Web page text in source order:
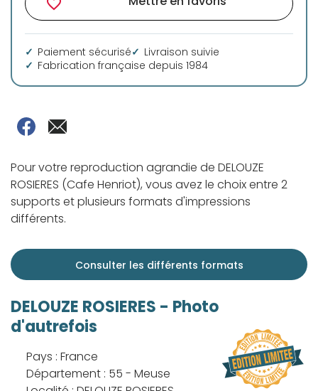
favorite_border
Paiement sécurisé
Livraison suivie
Fabrication française depuis 1984
Pour votre reproduction agrandie de DELOUZE
ROSIERES (Cafe Henriot), vous avez le choix entre 2
supports et plusieurs formats d'impressions
différents.
Consulter les différents formats
DELOUZE ROSIERES - Photo
d'autrefois
Pays : France
Département : 55 - Meuse